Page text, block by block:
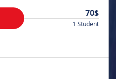
70$
1 Student